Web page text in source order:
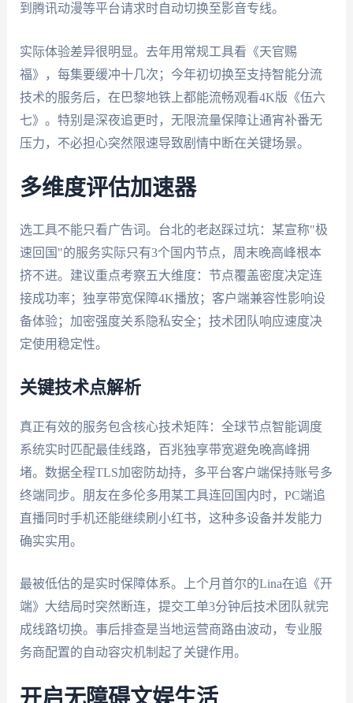
到腾讯动漫等平台请求时自动切换至影音专线。
实际体验差异很明显。去年用常规工具看《天官赐
福》，每集要缓冲十几次；今年初切换至支持智能分流
技术的服务后，在巴黎地铁上都能流畅观看4K版《伍六
七》。特别是深夜追更时，无限流量保障让通宵补番无
压力，不必担心突然限速导致剧情中断在关键场景。
多维度评估加速器
选工具不能只看广告词。台北的老赵踩过坑：某宣称"极
速回国"的服务实际只有3个国内节点，周末晚高峰根本
挤不进。建议重点考察五大维度：节点覆盖密度决定连
接成功率；独享带宽保障4K播放；客户端兼容性影响设
备体验；加密强度关系隐私安全；技术团队响应速度决
定使用稳定性。
关键技术点解析
真正有效的服务包含核心技术矩阵：全球节点智能调度
系统实时匹配最佳线路，百兆独享带宽避免晚高峰拥
堵。数据全程TLS加密防劫持，多平台客户端保持账号多
终端同步。朋友在多伦多用某工具连回国内时，PC端追
直播同时手机还能继续刷小红书，这种多设备并发能力
确实实用。
最被低估的是实时保障体系。上个月首尔的Lina在追《开
端》大结局时突然断连，提交工单3分钟后技术团队就完
成线路切换。事后排查是当地运营商路由波动，专业服
务商配置的自动容灾机制起了关键作用。
开启无障碍文娱生活